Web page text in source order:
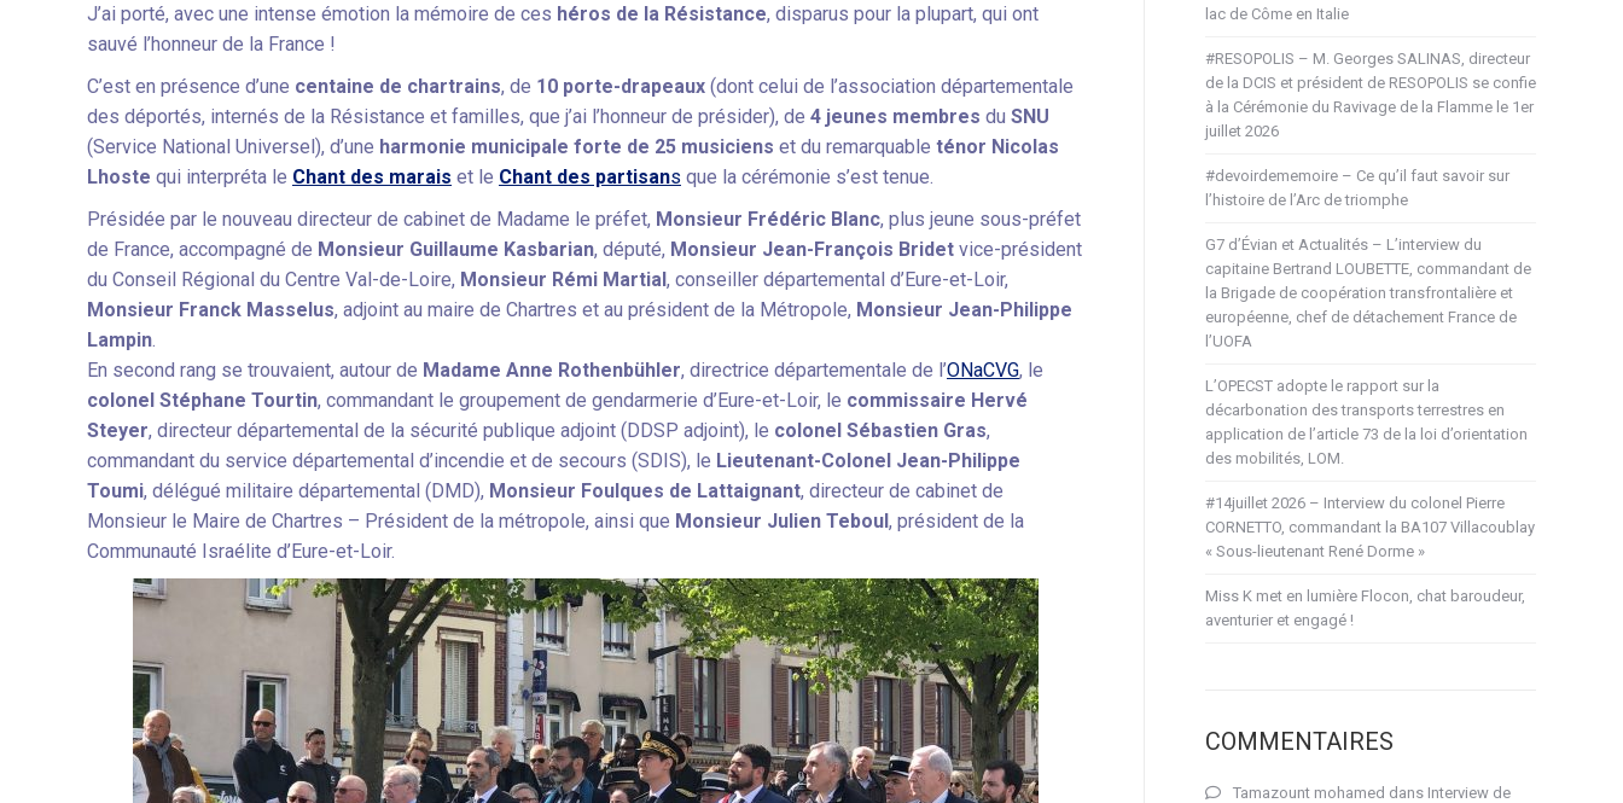
J’ai porté, avec une intense émotion la mémoire de ces héros de la Résistance, disparus pour la plupart, qui ont
sauvé l’honneur de la France !
C’est en présence d’une centaine de chartrains, de 10 porte-drapeaux (dont celui de l’association départementale
des déportés, internés de la Résistance et familles, que j’ai l’honneur de présider), de 4 jeunes membres du SNU
(Service National Universel), d’une harmonie municipale forte de 25 musiciens et du remarquable ténor Nicolas
Lhoste qui interpréta le Chant des marais et le Chant des partisans que la cérémonie s’est tenue.
Présidée par le nouveau directeur de cabinet de Madame le préfet, Monsieur Frédéric Blanc, plus jeune sous-préfet
de France, accompagné de Monsieur Guillaume Kasbarian, député, Monsieur Jean-François Bridet vice-président
du Conseil Régional du Centre Val-de-Loire, Monsieur Rémi Martial , conseiller départemental d’Eure-et-Loir,
Monsieur Franck Masselus, adjoint au maire de Chartres et au président de la Métropole, Monsieur Jean-Philippe
Lampin.
En second rang se trouvaient, autour de Madame Anne Rothenbühler, directrice départementale de l’ONaCVG, le
colonel Stéphane Tourtin, commandant le groupement de gendarmerie d’Eure-et-Loir, le commissaire Hervé
Steyer, directeur départemental de la sécurité publique adjoint (DDSP adjoint), le colonel Sébastien Gras,
commandant du service départemental d’incendie et de secours (SDIS), le Lieutenant-Colonel Jean-Philippe
Toumi, délégué militaire départemental ( DMD), Monsieur Foulques de Lattaignant, directeur de cabinet de
Monsieur le Maire de Chartres – Président de la métropole, ainsi que Monsieur Julien Teboul , président de la
Communauté Israélite d’Eure-et-Loir.
lac de Côme en Italie
#RESOPOLIS – M. Georges SALINAS, directeur
de la DCIS et président de RESOPOLIS se confie
à la Cérémonie du Ravivage de la Flamme le 1er
juillet 2026
#devoirdememoire – Ce qu’il faut savoir sur
l’histoire de l’Arc de triomphe
G7 d’Évian et Actualités – L’interview du
capitaine Bertrand LOUBETTE, commandant de
la Brigade de coopération transfrontalière et
européenne, chef de détachement France de
l’UOFA
L’OPECST adopte le rapport sur la
décarbonation des transports terrestres en
application de l’article 73 de la loi d’orientation
des mobilités, LOM.
#14juillet 2026 – Interview du colonel Pierre
CORNETTO, commandant la BA107 Villacoublay
« Sous-lieutenant René Dorme »
Miss K met en lumière Flocon, chat baroudeur,
aventurier et engagé !
COMMENTAIRES
Tamazount mohamed dans Interview de